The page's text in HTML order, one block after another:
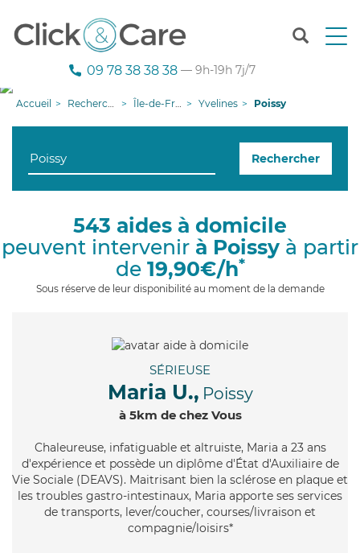
T
n
g
i
09 78 38 38 38 — 9h-19h 7j/7
Accueil Recherche aide à domicile Île-de-France Yvelines Poissy
Rechercher
543 aides à domicile
peuvent intervenir à Poissy à partir
de 19,90€/h*
Sous réserve de leur disponibilité au moment de la demande
SÉRIEUSE
Maria U., Poissy
à 5km de chez Vous
Chaleureuse, infatiguable et altruiste, Maria a 23 ans
d'expérience et possède un diplôme d'État d'Auxiliaire de
Vie Sociale (DEAVS). Maitrisant bien la sclérose en plaque et
les troubles gastro-intestinaux, Maria apporte ses services
de transports, lever/coucher, courses/livraison et
compagnie/loisirs*